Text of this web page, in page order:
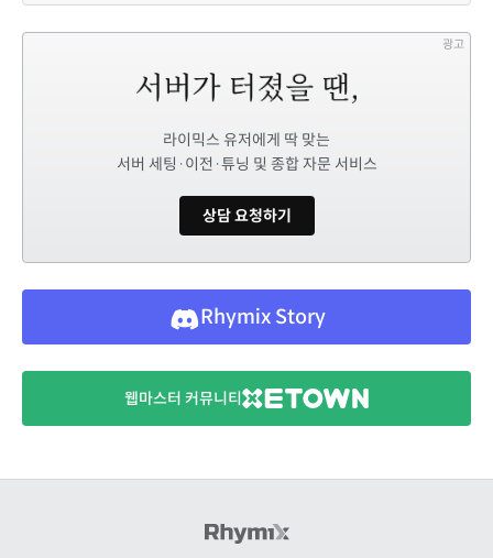
광고
라이믹스 유저에게 딱 맞는
서버 세팅·이전·튜닝 및 종합 자문 서비스
상담 요청하기
Rhymix Story
웹마스터 커뮤니티